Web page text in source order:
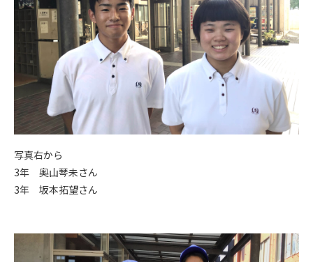
写真右から
3年 奥山琴未さん
3年 坂本拓望さん